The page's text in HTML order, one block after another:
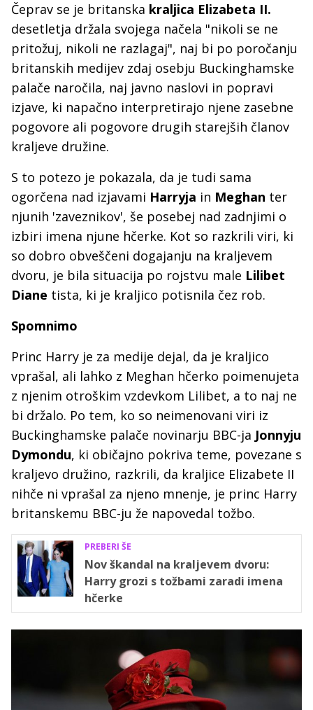
Čeprav se je britanska kraljica Elizabeta II.
desetletja držala svojega načela "nikoli se ne
pritožuj, nikoli ne razlagaj", naj bi po poročanju
britanskih medijev zdaj osebju Buckinghamske
palače naročila, naj javno naslovi in popravi
izjave, ki napačno interpretirajo njene zasebne
pogovore ali pogovore drugih starejših članov
kraljeve družine.
S to potezo je pokazala, da je tudi sama
ogorčena nad izjavami Harryja in Meghan ter
njunih 'zaveznikov', še posebej nad zadnjimi o
izbiri imena njune hčerke. Kot so razkrili viri, ki
so dobro obveščeni dogajanju na kraljevem
dvoru, je bila situacija po rojstvu male Lilibet
Diane tista, ki je kraljico potisnila čez rob.
Spomnimo
Princ Harry je za medije dejal, da je kraljico
vprašal, ali lahko z Meghan hčerko poimenujeta
z njenim otroškim vzdevkom Lilibet, a to naj ne
bi držalo. Po tem, ko so neimenovani viri iz
Buckinghamske palače novinarju BBC-ja Jonnyju
Dymondu, ki običajno pokriva teme, povezane s
kraljevo družino, razkrili, da kraljice Elizabete II
nihče ni vprašal za njeno mnenje, je princ Harry
britanskemu BBC-ju že napovedal tožbo.
PREBERI ŠE
Nov škandal na kraljevem dvoru:
Harry grozi s tožbami zaradi imena
hčerke